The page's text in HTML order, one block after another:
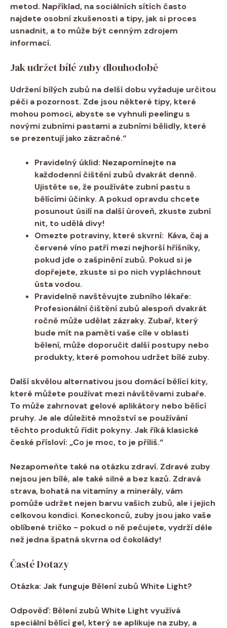
metod. ⁤Například, na sociálních sítích‌ často
najdete osobní zkušenosti a tipy, jak si proces
usnadnit, a ‍to může být cenným zdrojem
informací.
Jak udržet bílé zuby ‌dlouhodobě
Udržení bílých zubů​ na delší​ dobu ​vyžaduje určitou
péči ​a pozornost. Zde jsou některé tipy, které‌
mohou⁤ pomoci, abyste se vyhnuli‍ peelingu‌ s
novými zubními ⁣pastami a zubními bělidly,⁣ které
se prezentují jako zázračné.“
Pravidelný úklid: Nezapomínejte na
každodenní⁣ čištění ⁤zubů dvakrát denně.
Ujistěte se,⁢ že používáte‍ zubní ‍pastu s
⁢bělícími účinky. A pokud opravdu chcete
posunout úsilí na další úroveň, zkuste zubní
nit, to udělá​ divy!
Omezte potraviny, které skvrní: ​ Káva, čaj a
červené ‍víno patří mezi nejhorší hříšníky,
pokud⁣ jde o zašpinění zubů. ⁣Pokud si⁢ je
dopřejete, zkuste‌ si po nich vypláchnout
ústa vodou.
Pravidelně navštěvujte ⁢zubního lékaře:
Profesionální čištění zubů alespoň dvakrát
ročně může udělat zázraky. Zubař, který
bude mít na ⁣paměti vaše⁤ cíle v oblasti
bělení, může‍ doporučit další postupy‌ nebo
produkty, které pomohou udržet bílé zuby.
Další skvělou alternativou jsou domácí bělící ⁣kity,
které můžete používat mezi návštěvami zubaře.
To⁤ může zahrnovat gelové aplikátory nebo bělící
pruhy. Je ale důležité množství se používání
těchto produktů řídit pokyny. Jak ⁤říká klasické
české přísloví: „Co je moc, to je příliš.“
Nezapomeňte také na otázku zdraví. Zdravé⁢ zuby
nejsou​ jen bílé, ale také silné ​a bez kazů. Zdravá
strava, bohatá na vitamíny a minerály, vám
pomůže ‍udržet‍ nejen barvu vašich zubů, ale i jejich
celkovou kondici. Koneckonců, zuby jsou jako vaše
oblíbené⁣ tričko ​- pokud o ně pečujete, vydrží déle
než jedna špatná​ skvrna od čokolády!
Časté Dotazy
Otázka: Jak ⁤funguje Bělení zubů White Light?
Odpověď: Bělení zubů ‍White⁢ Light využívá
speciální bělící gel, který se aplikuje na zuby,⁤ a